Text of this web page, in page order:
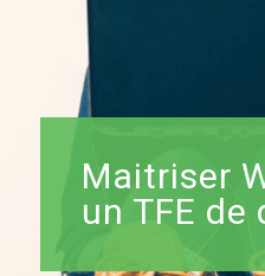
Maitriser
un TFE de